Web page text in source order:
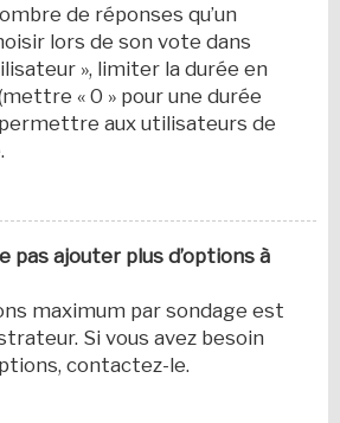
de réponses qu’un
lors de son vote dans
», limiter la durée en
« 0 » pour une durée
aux utilisateurs de
pas ajouter plus d’options à
maximum par sondage est
Si vous avez besoin
contactez-le.